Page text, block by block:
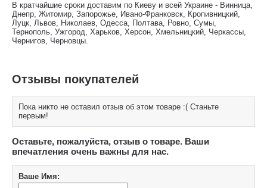
В кратчайшие сроки доставим по Киеву и всей Украине - Винница,
Днепр, Житомир, Запорожье, Ивано-Франковск, Кропивницкий,
Луцк, Львов, Николаев, Одесса, Полтава, Ровно, Сумы,
Тернополь, Ужгород, Харьков, Херсон, Хмельницкий, Черкассы,
Чернигов, Черновцы.
Отзывы покупателей
Пока никто не оставил отзыв об этом товаре :( Станьте
первым!
Оставьте, пожалуйста, отзыв о товаре. Ваши
впечатления очень важны для нас.
Ваше Имя: